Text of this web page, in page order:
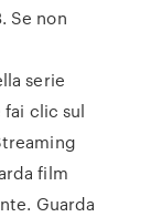
Se non
serie
clic sul
film
Guarda